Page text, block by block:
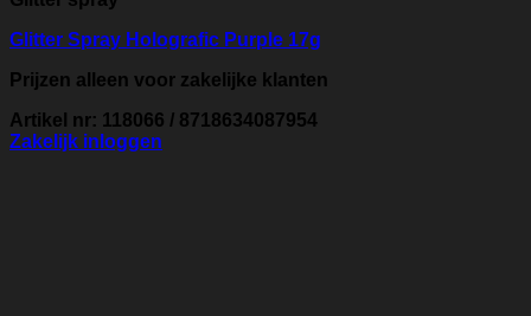
Glitter Spray Holografic Purple 17g
Prijzen alleen voor zakelijke klanten
Artikel nr: 118066 / 8718634087954
Zakelijk inloggen